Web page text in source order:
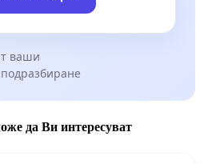
ваши
да Ви интересуват